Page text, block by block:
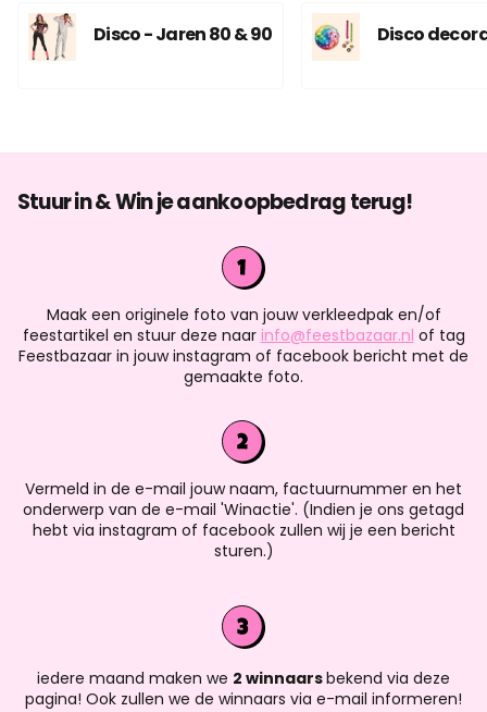
Disco - Jaren 80 & 90 Disco
Stuur in & Win je aankoopbedrag terug!
Maak een originele foto van jouw verkleedpak en/of
feestartikel en stuur deze naar info@feestbazaar.nl of tag
Feestbazaar in jouw instagram of facebook bericht met de
gemaakte foto.
Vermeld in de e-mail jouw naam, factuurnummer en het
onderwerp van de e-mail 'Winactie'. (Indien je ons getagd
hebt via instagram of facebook zullen wij je een bericht
sturen.)
iedere maand maken we 2 winnaarsbekend via deze
pagina! Ook zullen we de winnaars via e-mail informeren!